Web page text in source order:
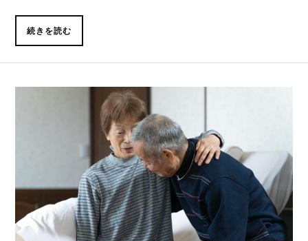
続きを読む